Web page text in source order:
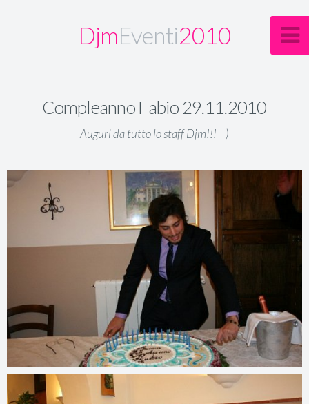
DjmEventi2010
Compleanno Fabio 29.11.2010
Auguri da tutto lo staff Djm!!! =)